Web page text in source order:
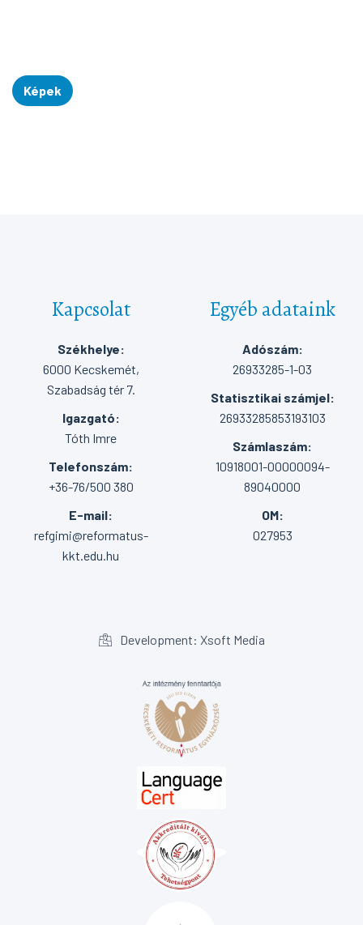
Képek
Kapcsolat
Székhelye:
6000 Kecskemét,
Szabadság tér 7.
Igazgató:
Tóth Imre
Telefonszám:
+36-76/500 380
E-mail:
refgimi@reformatus-
kkt.edu.hu
Egyéb adataink
Adószám:
26933285-1-03
Statisztikai számjel:
26933285853193103
Számlaszám:
10918001-00000094-
89040000
OM:
027953
Development: Xsoft Media